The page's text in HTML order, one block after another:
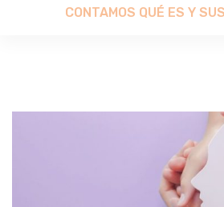
CONTAMOS QUÉ ES Y